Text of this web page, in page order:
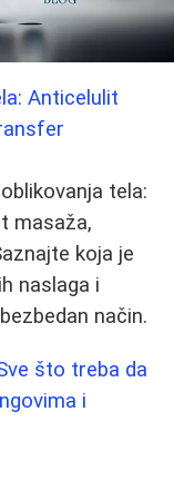
Anticelulit
tela:
masaža,
koja je
naslaga i
način.
što treba da
i